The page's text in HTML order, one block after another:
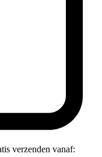
verzenden vanaf: